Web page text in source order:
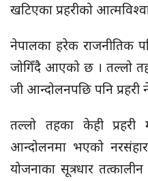
खटिएका प्रहरीको
नेपालका हरेक राजनीतिक
जोगिँदै आएको छ । तल्लो
जी आन्दोलनपछि पनि प्रहरी
तल्लो तहका केही प्रहरी
आन्दोलनमा भएको
योजनाका सूत्रधार तत्कालीन